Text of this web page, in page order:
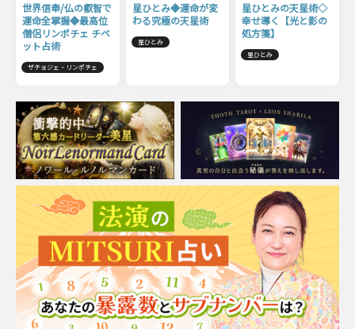
世界信奉/仏の叡智で
運命全掌握◆最高位
僧侶リンポチェ チベ
ット占術
ザチョジェ・リンポチェ
星ひとみ◆運命が変
わる究極の天星術
星ひとみ
星ひとみの天星術◇
幸せ導く【光と影の
処方箋】
星ひとみ